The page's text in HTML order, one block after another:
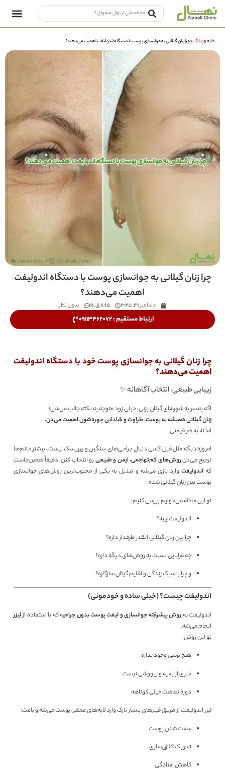
خانه»وبلاگ»چرا زنان گیلانی به جوانسازی پوست با دستگاه اندولیفت اهمیت می‌دهند؟
چرا زنان گیلانی به جوانسازی پوست با دستگاه اندولیفت
اهمیت می‌دهند؟
دسامبر 29, 2025 8:15 ق.ظ بدون نظر
ارتباط مستقیم : 09113462072
چرا زنان گیلانی به جوانسازی پوست خود با دستگاه اندولیفت
اهمیت می‌دهند؟
زیبایی طبیعی، انتخاب آگاهانه ✨
اگه یه سر به شهرهای گیلان بزنی، خیلی زود متوجه یه نکته جالب می‌شی؛
زنان گیلانی همیشه به پوست، طراوت و شادابی چهره‌شون اهمیت می‌دن.
اما نه به هر قیمتی!
امروزه دیگه مثل قبل کسی دنبال جراحی‌های سنگین و پرریسک نیست. بیشتر خانم‌ها
ترجیح می‌دنروش‌های کم‌تهاجمی، ایمن و طبیعیرو انتخاب کنن. دقیقاً همین‌جاست
کهاندولیفت وارد بازی می‌شه و تبدیل به یکی از محبوب‌ترین روش‌های جوانسازی
پوست بین زنان گیلانی شده.
تو این مقاله می‌خوایم بررسی کنیم:
اندولیفت چیه؟
چرا بین زنان گیلانی انقدر طرفدار داره؟
چه مزایایی نسبت به روش‌های دیگه داره؟
و چرا با سبک زندگی و اقلیم گیلان سازگاره؟
اندولیفت چیست؟ (خیلی ساده و خودمونی)
اندولیفت یهروش پیشرفته جوانسازی و لیفت پوست بدون جراحیه که با استفاده ازلیزر
انجام می‌شه.
تو این روش:
هیچ برشی وجود نداره
خبری از بخیه و بیهوشی نیست
دوره نقاهت خیلی کوتاهه
لیزر اندولیفت از طریق فیبرهای بسیار نازک وارد لایه‌های عمقی پوست می‌شه و باعث:
سفت شدن پوست
تحریک کلاژن‌سازی
کاهش افتادگی